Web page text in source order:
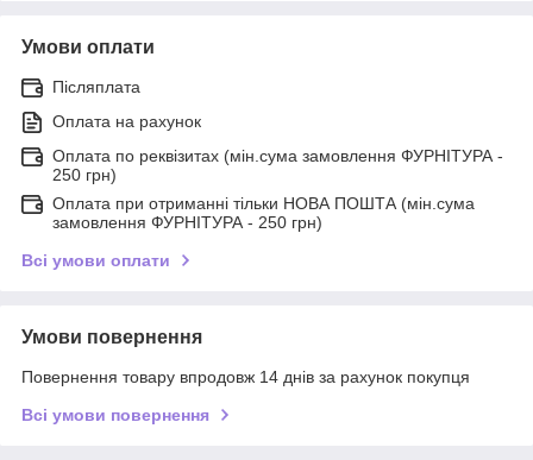
Умови оплати
Післяплата
Оплата на рахунок
Оплата по реквізитах (мін.сума замовлення ФУРНІТУРА -
250 грн)
Оплата при отриманні тільки НОВА ПОШТА (мін.сума
замовлення ФУРНІТУРА - 250 грн)
Всі умови оплати
Умови повернення
Повернення товару впродовж 14 днів за рахунок покупця
Всі умови повернення